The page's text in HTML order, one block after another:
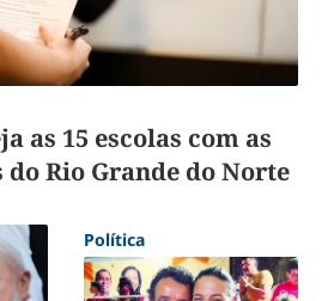
as 15 escolas com as
Rio Grande do Norte
Política